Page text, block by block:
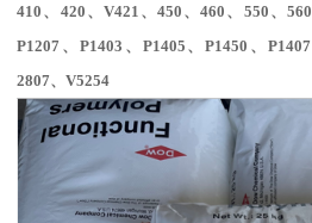
410 、 420 、 V421 、450 、460 、 550 、 560
P1207 、 P1403 、 P1405 、P1450 、 P1407
2807、V5254